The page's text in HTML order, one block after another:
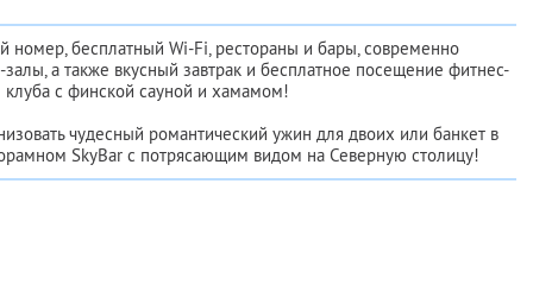
номер, бесплатный Wi-Fi, рестораны и бары, современно
а также вкусный завтрак и бесплатное посещение фитнес-
клуба с финской сауной и хамамом!
чудесный романтический ужин для двоих или банкет в
SkyBаr с потрясающим видом на Северную столицу!